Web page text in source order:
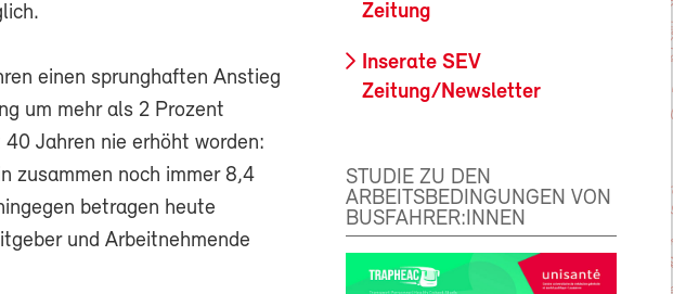
einen sprunghaften Anstieg
um mehr als 2 Prozent
Jahren nie erhöht worden:
zusammen noch immer 8,4
betragen heute
und Arbeitnehmende
Zeitung
Inserate SEV
Zeitung/Newsletter
STUDIE ZU DEN
ARBEITSBEDINGUNGEN VON
BUSFAHRER:INNEN